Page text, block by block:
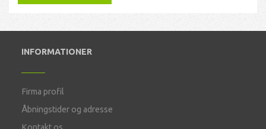
INFORMATIONER
Firma profil
Åbningstider og adresse
Kontakt os